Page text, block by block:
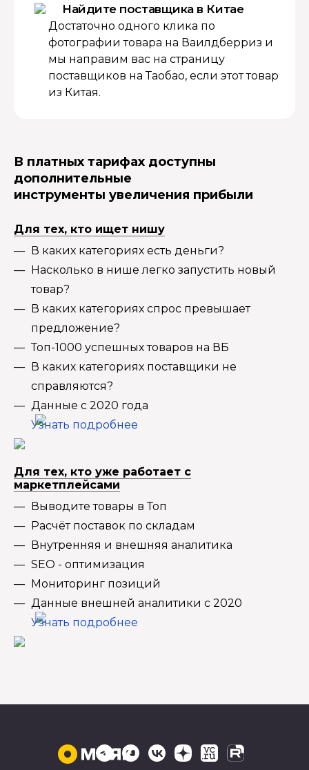
Найдите поставщика в Китае
Достаточно одного клика по
фотографии товара на Ваилдберриз и
мы направим вас на страницу
поставщиков на Таобао, если этот товар
из Китая.
В платных тарифах доступны
дополнительные
инструменты увеличения прибыли
Для тех, кто ищет нишу
В каких категориях есть деньги?
Насколько в нише легко запустить новый
товар?
В каких категориях спрос превышает
предложение?
Топ-1000 успешных товаров на ВБ
В каких категориях поставщики не
справляются?
Данные с 2020 года
Узнать подробнее
Для тех, кто уже работает с
маркетплейсами
Выводите товары в Топ
Расчёт поставок по складам
Внутренняя и внешняя аналитика
SEO - оптимизация
Мониторинг позиций
Данные внешней аналитики с 2020
Узнать подробнее